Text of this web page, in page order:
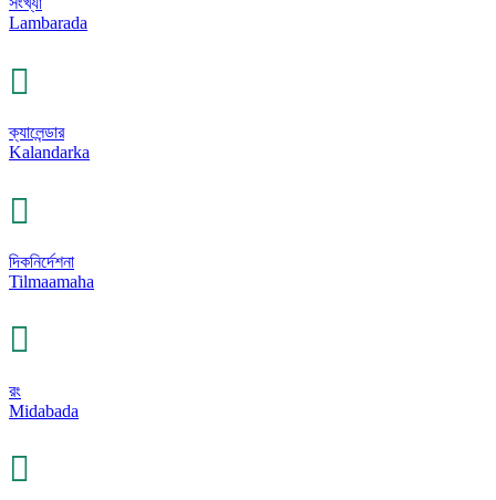
Lambarada
ক্যালেন্ডার
Kalandarka
দিকনির্দেশনা
Tilmaamaha
রং
Midabada